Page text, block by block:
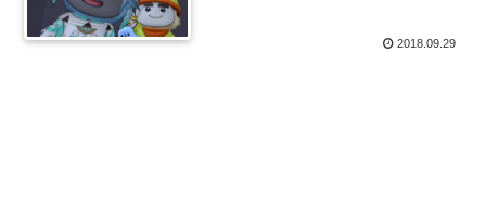
2018.09.29